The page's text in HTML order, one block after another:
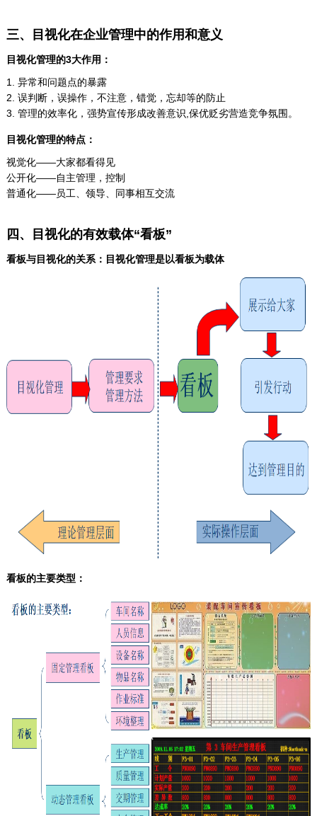
三、目视化在企业管理中的作用和意义
目视化管理的3大作用：
1. 异常和问题点的暴露
2. 误判断，误操作，不注意，错觉，忘却等的防止
3. 管理的效率化，强势宣传形成改善意识,保优贬劣营造竞争氛围。
目视化管理的特点：
视觉化——大家都看得见
公开化——自主管理，控制
普通化——员工、领导、同事相互交流
四、目视化的有效载体“看板”
看板与目视化的关系：目视化管理是以看板为载体
看板的主要类型：